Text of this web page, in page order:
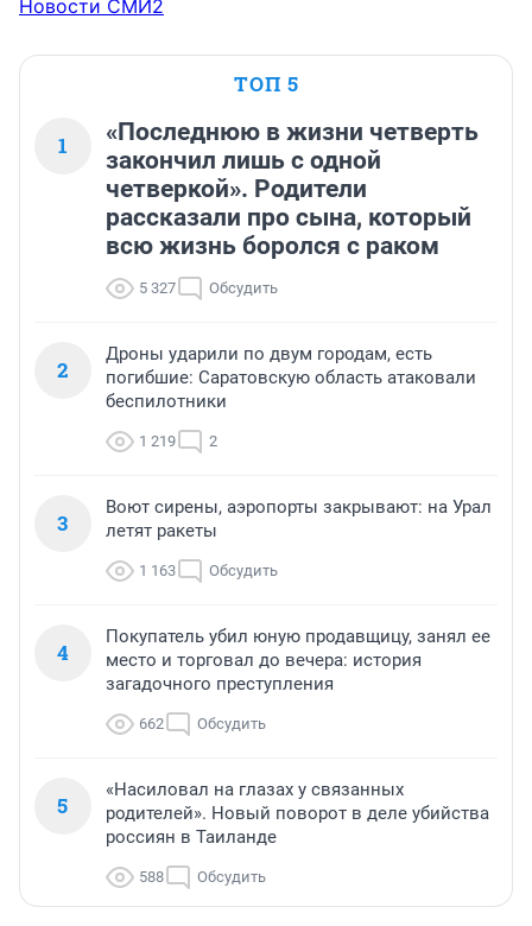
Новости СМИ2
ТОП 5
1
«Последнюю в жизни четверть
закончил лишь с одной
четверкой». Родители
рассказали про сына, который
всю жизнь боролся с раком
5 327 Обсудить
2
Дроны ударили по двум городам, есть
погибшие: Саратовскую область атаковали
беспилотники
1 219 2
3
Воют сирены, аэропорты закрывают: на Урал
летят ракеты
1 163 Обсудить
4
Покупатель убил юную продавщицу, занял ее
место и торговал до вечера: история
загадочного преступления
662 Обсудить
5
«Насиловал на глазах у связанных
родителей». Новый поворот в деле убийства
россиян в Таиланде
588 Обсудить